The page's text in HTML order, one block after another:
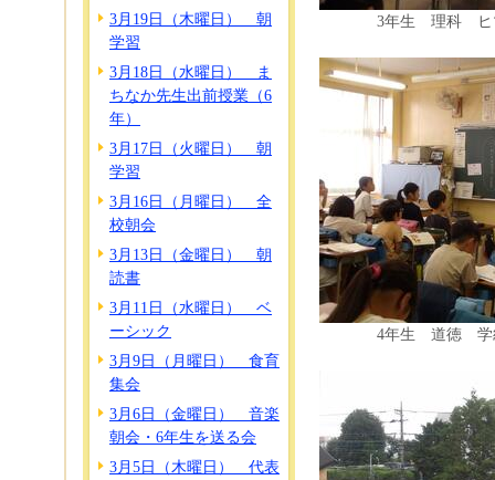
3月19日（木曜日） 朝
学習
3月18日（水曜日） ま
ちなか先生出前授業（6
年）
3月17日（火曜日） 朝
学習
3月16日（月曜日） 全
校朝会
3月13日（金曜日） 朝
読書
3月11日（水曜日） ベ
ーシック
3月9日（月曜日） 食育
集会
3月6日（金曜日） 音楽
朝会・6年生を送る会
3月5日（木曜日） 代表
3年生 理科 ヒ
4年生 道徳 学